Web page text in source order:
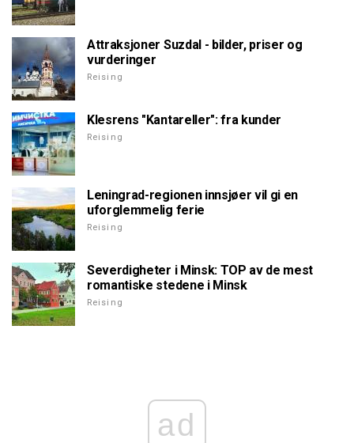
Attraksjoner Suzdal - bilder, priser og
vurderinger
Reising
Klesrens "Kantareller": fra kunder
Reising
Leningrad-regionen innsjøer vil gi en
uforglemmelig ferie
Reising
Severdigheter i Minsk: TOP av de mest
romantiske stedene i Minsk
Reising
ad